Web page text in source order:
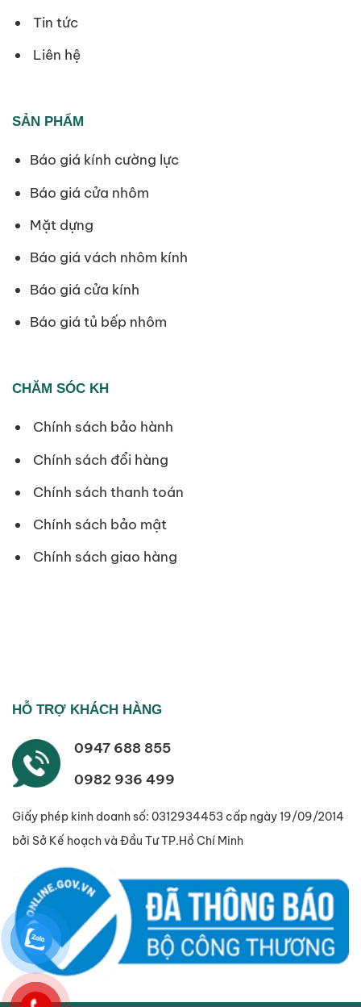
Tin tức
Liên hệ
SẢN PHẨM
Báo giá kính cường lực
Báo giá cửa nhôm
Mặt dựng
Báo giá vách nhôm kính
Báo giá cửa kính
Báo giá tủ bếp nhôm
CHĂM SÓC KH
Chính sách bảo hành
Chính sách đổi hàng
Chính sách thanh toán
Chính sách bảo mật
Chính sách giao hàng
HỖ TRỢ KHÁCH HÀNG
0947 688 855
0982 936 499
Giấy phép kinh doanh số: 0312934453 cấp ngày 19/09/2014
bởi Sở Kế hoạch và Đầu Tư TP.Hồ Chí Minh